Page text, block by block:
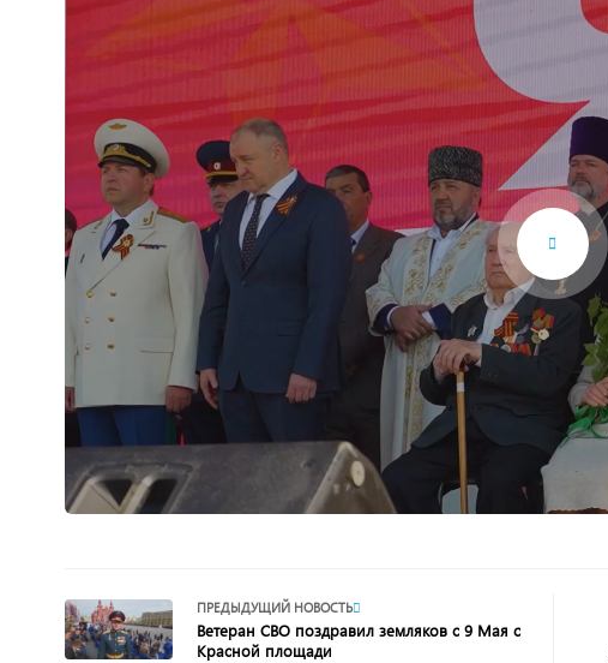
ПРЕДЫДУЩИЙ НОВОСТЬ
Ветеран СВО поздравил земляков с 9 Мая с
Красной площади